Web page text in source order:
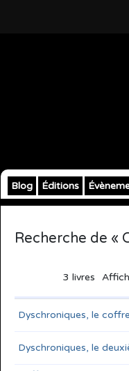
Blog Éditions
Recherche de «
3 livres
Dyschroniques, le
Dyschroniques, le